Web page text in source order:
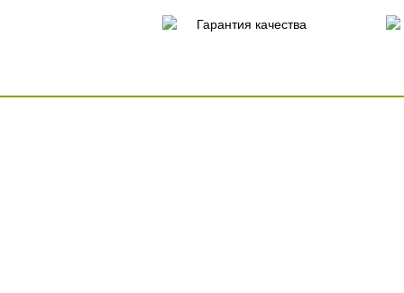
Гарантия качества